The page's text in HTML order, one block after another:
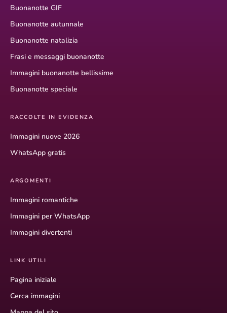
Buonanotte GIF
Buonanotte autunnale
Buonanotte natalizia
Frasi e messaggi buonanotte
Immagini buonanotte bellissime
Buonanotte speciale
RACCOLTE IN EVIDENZA
Immagini nuove 2026
WhatsApp gratis
ARGOMENTI
Immagini romantiche
Immagini per WhatsApp
Immagini divertenti
LINK UTILI
Pagina iniziale
Cerca immagini